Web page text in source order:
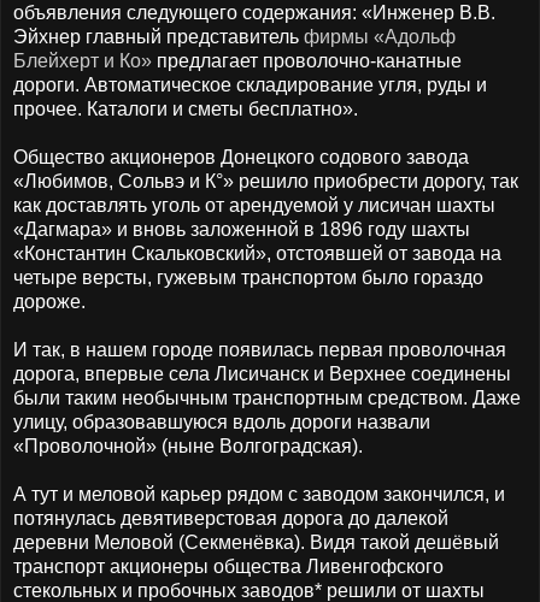
объявления следующего содержания: «Инженер В.В.
Эйхнер главный представитель фирмы «Адольф
Блейхерт и Ко» предлагает проволочно-канатные
дороги. Автоматическое складирование угля, руды и
прочее. Каталоги и сметы бесплатно».
Общество акционеров Донецкого содового завода
«Любимов, Сольвэ и К°» решило приобрести дорогу, так
как доставлять уголь от арендуемой у лисичан шахты
«Дагмара» и вновь заложенной в 1896 году шахты
«Константин Скальковский», отстоявшей от завода на
четыре версты, гужевым транспортом было гораздо
дороже.
И так, в нашем городе появилась первая проволочная
дорога, впервые села Лисичанск и Верхнее соединены
были таким необычным транспортным средством. Даже
улицу, образовавшуюся вдоль дороги назвали
«Проволочной» (ныне Волгоградская).
А тут и меловой карьер рядом с заводом закончился, и
потянулась девятиверстовая дорога до далекой
деревни Меловой (Секменёвка). Видя такой дешёвый
транспорт акционеры общества Ливенгофского
стекольных и пробочных заводов* решили от шахты